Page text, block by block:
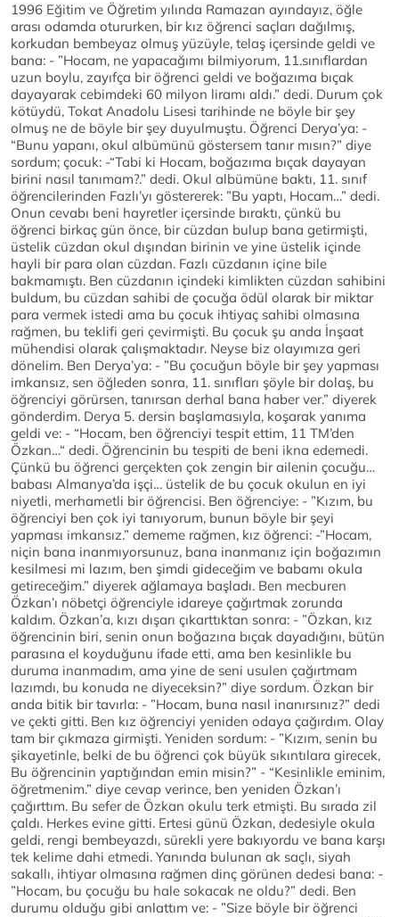
1996 Eğitim ve Öğretim yılında Ramazan ayındayız, öğle
arası odamda otururken, bir kız öğrenci saçları dağılmış,
korkudan bembeyaz olmuş yüzüyle, telaş içersinde geldi ve
bana: - ”Hocam, ne yapacağımı bilmiyorum, 11.sınıflardan
uzun boylu, zayıfça bir öğrenci geldi ve boğazıma bıçak
dayayarak cebimdeki 60 milyon liramı aldı.” dedi. Durum çok
kötüydü, Tokat Anadolu Lisesi tarihinde ne böyle bir şey
olmuş ne de böyle bir şey duyulmuştu. Öğrenci Derya’ya: -
“Bunu yapanı, okul albümünü göstersem tanır mısın?” diye
sordum; çocuk: -“Tabi ki Hocam, boğazıma bıçak dayayan
birini nasıl tanımam?.” dedi. Okul albümüne baktı, 11. sınıf
öğrencilerinden Fazlı’yı göstererek: ”Bu yaptı, Hocam…” dedi.
Onun cevabı beni hayretler içersinde bıraktı, çünkü bu
öğrenci birkaç gün önce, bir cüzdan bulup bana getirmişti,
üstelik cüzdan okul dışından birinin ve yine üstelik içinde
hayli bir para olan cüzdan. Fazlı cüzdanın içine bile
bakmamıştı. Ben cüzdanın içindeki kimlikten cüzdan sahibini
buldum, bu cüzdan sahibi de çocuğa ödül olarak bir miktar
para vermek istedi ama bu çocuk ihtiyaç sahibi olmasına
rağmen, bu teklifi geri çevirmişti. Bu çocuk şu anda İnşaat
mühendisi olarak çalışmaktadır. Neyse biz olayımıza geri
dönelim. Ben Derya’ya: - ”Bu çocuğun böyle bir şey yapması
imkansız, sen öğleden sonra, 11. sınıfları şöyle bir dolaş, bu
öğrenciyi görürsen, tanırsan derhal bana haber ver.” diyerek
gönderdim. Derya 5. dersin başlamasıyla, koşarak yanıma
geldi ve: - “Hocam, ben öğrenciyi tespit ettim, 11 TM’den
Özkan…“ dedi. Öğrencinin bu tespiti de beni ikna edemedi.
Çünkü bu öğrenci gerçekten çok zengin bir ailenin çocuğu…
babası Almanya’da işçi… üstelik de bu çocuk okulun en iyi
niyetli, merhametli bir öğrencisi. Ben öğrenciye: - ”Kızım, bu
öğrenciyi ben çok iyi tanıyorum, bunun böyle bir şeyi
yapması imkansız.” dememe rağmen, kız öğrenci: -”Hocam,
niçin bana inanmıyorsunuz, bana inanmanız için boğazımın
kesilmesi mi lazım, ben şimdi gideceğim ve babamı okula
getireceğim.” diyerek ağlamaya başladı. Ben mecburen
Özkan’ı nöbetçi öğrenciyle idareye çağırtmak zorunda
kaldım. Özkan’a, kızı dışarı çıkarttıktan sonra: - ”Özkan, kız
öğrencinin biri, senin onun boğazına bıçak dayadığını, bütün
parasına el koyduğunu ifade etti, ama ben kesinlikle bu
duruma inanmadım, ama yine de seni usulen çağırtmam
lazımdı, bu konuda ne diyeceksin?” diye sordum. Özkan bir
anda bitik bir tavırla: - ”Hocam, buna nasıl inanırsınız?” dedi
ve çekti gitti. Ben kız öğrenciyi yeniden odaya çağırdım. Olay
tam bir çıkmaza girmişti. Yeniden sordum: - ”Kızım, senin bu
şikayetinle, belki de bu öğrenci çok büyük sıkıntılara girecek,
Bu öğrencinin yaptığından emin misin?” - “Kesinlikle eminim,
öğretmenim.” diye cevap verince, ben yeniden Özkan’ı
çağırttım. Bu sefer de Özkan okulu terk etmişti. Bu sırada zil
çaldı. Herkes evine gitti. Ertesi günü Özkan, dedesiyle okula
geldi, rengi bembeyazdı, sürekli yere bakıyordu ve bana karşı
tek kelime dahi etmedi. Yanında bulunan ak saçlı, siyah
sakallı, ihtiyar olmasına rağmen dinç görünen dedesi bana: -
”Hocam, bu çocuğu bu hale sokacak ne oldu?” dedi. Ben
durumu olduğu gibi anlattım ve: - ”Size böyle bir öğrenci